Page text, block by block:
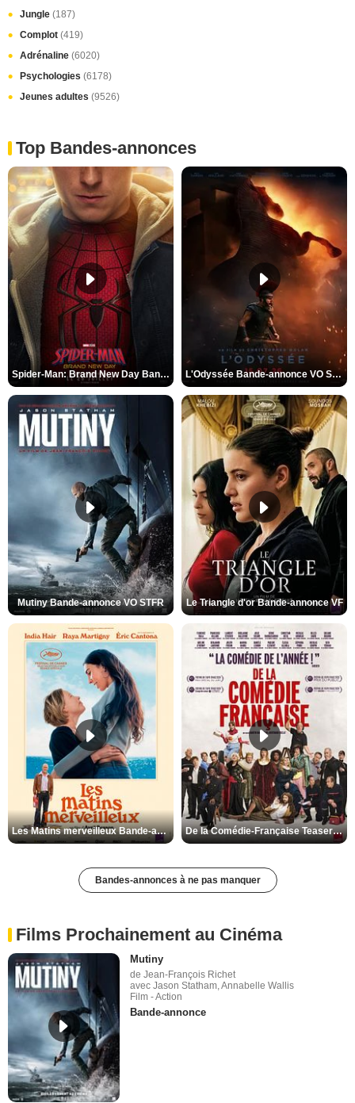
Jungle (187)
Complot (419)
Adrénaline (6020)
Psychologies (6178)
Jeunes adultes (9526)
Top Bandes-annonces
Spider-Man: Brand New Day Bande-annonce VO STFR L'Odyssée Bande-annonce VO STFR
Mutiny Bande-annonce VO STFR Le Triangle d'or Bande-annonce VF
Les Matins merveilleux Bande-annonce VF De la Comédie-Française Teaser VF
Bandes-annonces à ne pas manquer
Films Prochainement au Cinéma
Mutiny
de Jean-François Richet
avec Jason Statham, Annabelle Wallis
Film - Action
Bande-annonce